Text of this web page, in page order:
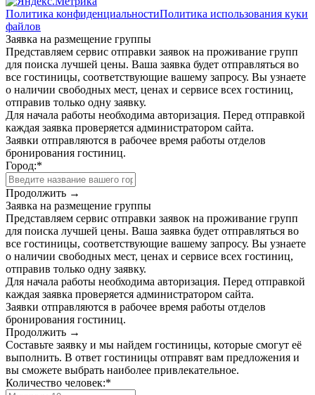
Политика конфиденциальностиПолитика использования куки
файлов
Заявка на размещение группы
Представляем сервис отправки заявок на проживание групп
для поиска лучшей цены. Ваша заявка будет отправляться во
все гостиницы, соответствующие вашему запросу. Вы узнаете
о наличии свободных мест, ценах и сервисе всех гостиниц,
отправив только одну заявку.
Для начала работы необходима авторизация. Перед отправкой
каждая заявка проверяется администратором сайта.
Заявки отправляются в рабочее время работы отделов
бронирования гостиниц.
Город:*
Продолжить →
Заявка на размещение группы
Представляем сервис отправки заявок на проживание групп
для поиска лучшей цены. Ваша заявка будет отправляться во
все гостиницы, соответствующие вашему запросу. Вы узнаете
о наличии свободных мест, ценах и сервисе всех гостиниц,
отправив только одну заявку.
Для начала работы необходима авторизация. Перед отправкой
каждая заявка проверяется администратором сайта.
Заявки отправляются в рабочее время работы отделов
бронирования гостиниц.
Продолжить →
Составьте заявку и мы найдем гостиницы, которые смогут её
выполнить. В ответ гостиницы отправят вам предложения и
вы сможете выбрать наиболее привлекательное.
Количество человек:*